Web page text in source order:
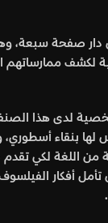
صفحة سبعة،
لكشف
لدى هذا
بنقاء أسطوري،
من اللغة لكي
أفكار